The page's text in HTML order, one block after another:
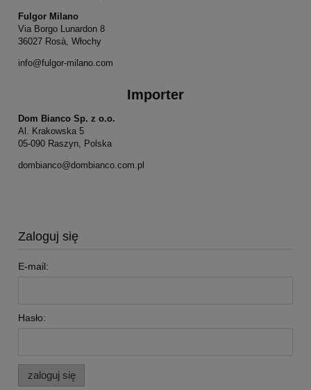
Fulgor Milano
Via Borgo Lunardon 8
36027 Rosà, Włochy
info@fulgor-milano.com
Importer
Dom Bianco Sp. z o.o.
Al. Krakowska 5
05-090 Raszyn, Polska
dombianco@dombianco.com.pl
Zaloguj się
E-mail:
Hasło:
zaloguj się